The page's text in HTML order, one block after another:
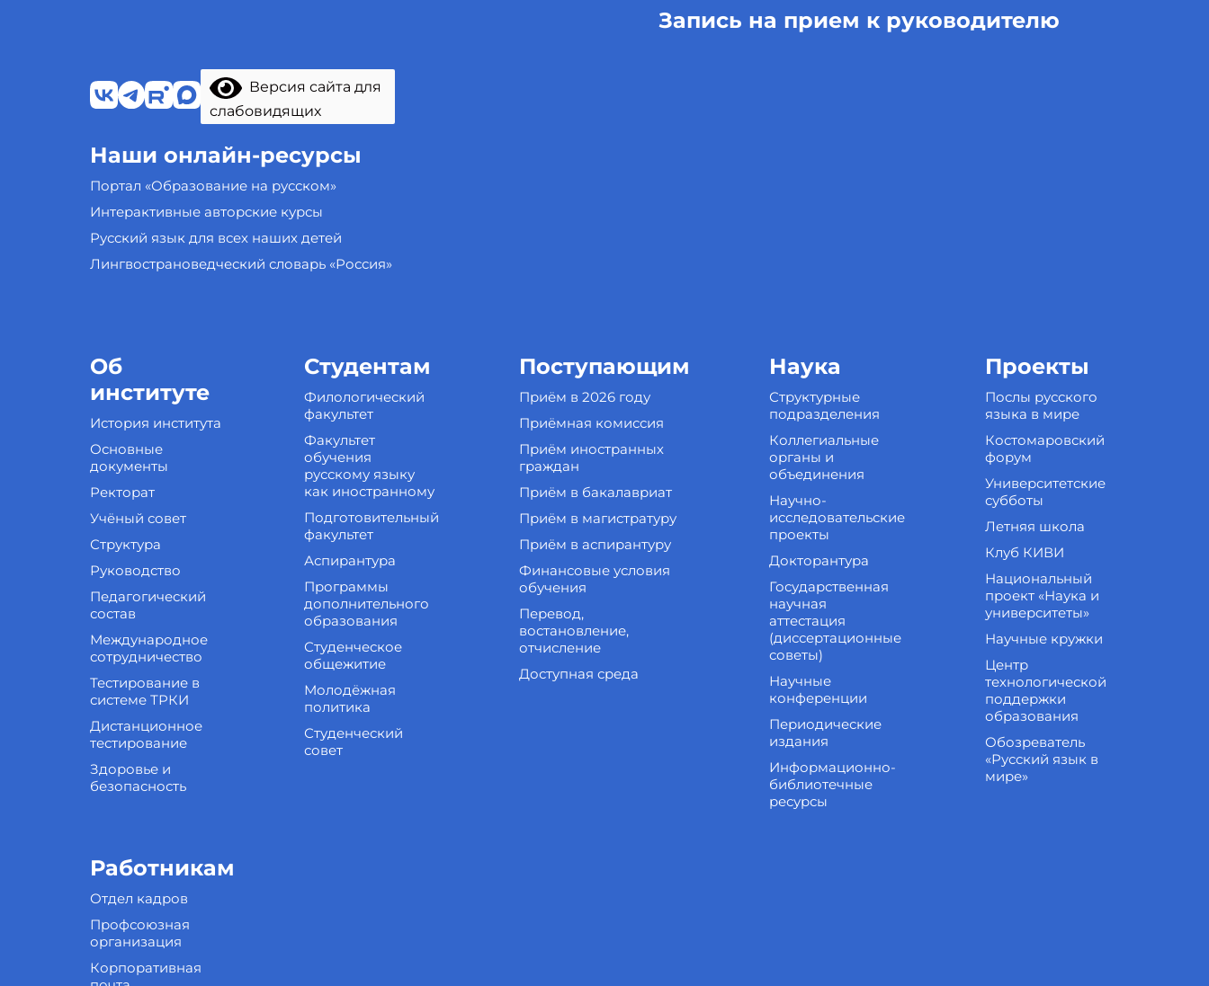
Запись на прием к руководителю
Версия сайта для
слабовидящих
Наши онлайн-ресурсы
Портал «Образование на русском»
Интерактивные авторские курсы
Русский язык для всех наших детей
Лингвострановедческий словарь «Россия»
Об
институте
История института
Основные
документы
Ректорат
Учёный совет
Структура
Руководство
Педагогический
состав
Международное
сотрудничество
Тестирование в
системе ТРКИ
Дистанционное
тестирование
Здоровье и
безопасность
Студентам
Филологический
факультет
Факультет
обучения
русскому языку
как иностранному
Подготовительный
факультет
Аспирантура
Программы
дополнительного
образования
Студенческое
общежитие
Молодёжная
политика
Студенческий
совет
Поступающим
Приём в 2026 году
Приёмная комиссия
Приём иностранных
граждан
Приём в бакалавриат
Приём в магистратуру
Приём в аспирантуру
Финансовые условия
обучения
Перевод,
востановление,
отчисление
Доступная среда
Наука
Структурные
подразделения
Коллегиальные
органы и
объединения
Научно-
исследовательские
проекты
Докторантура
Государственная
научная
аттестация
(диссертационные
советы)
Научные
конференции
Периодические
издания
Информационно-
библиотечные
ресурсы
Проекты
Послы русского
языка в мире
Костомаровский
форум
Университетские
субботы
Летняя школа
Клуб КИВИ
Национальный
проект «Наука и
университеты»
Научные кружки
Центр
технологической
поддержки
образования
Обозреватель
«Русский язык в
мире»
Работникам
Отдел кадров
Профсоюзная
организация
Корпоративная